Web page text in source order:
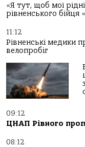
«Я тут, щоб мої
рівненського бійця
11:12
Рівненські медики
велопробіг
09:12
ЦНАП Рівного
08:12